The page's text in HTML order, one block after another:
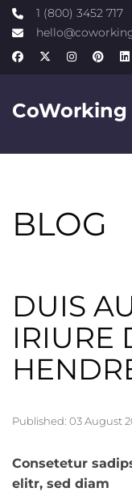
1 (800) 3452 717
CoWorking
BLOG
DUIS
IRIURE
Published: 03 August
Consetetur
elitr, sed diam
Search